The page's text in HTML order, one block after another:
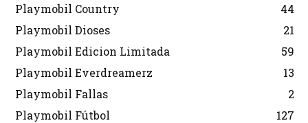
Playmobil Country
44
Playmobil Dioses
21
Playmobil Edicion Limitada
59
Playmobil Everdreamerz
13
Playmobil Fallas
2
Playmobil Fútbol
127